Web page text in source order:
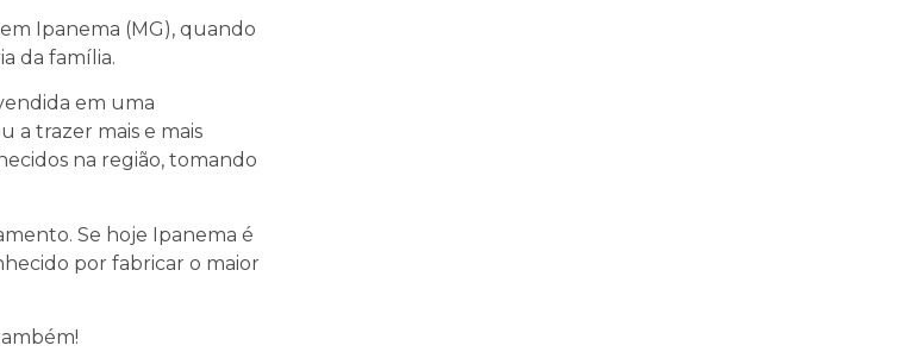
Ipanema (MG), quando
da família.
em uma
a trazer mais e mais
na região, tomando
Se hoje Ipanema é
por fabricar o maior